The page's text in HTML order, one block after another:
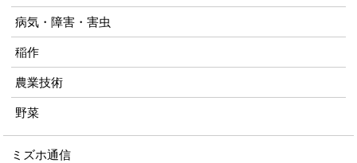
病気・障害・害虫
稲作
農業技術
野菜
ミズホ通信